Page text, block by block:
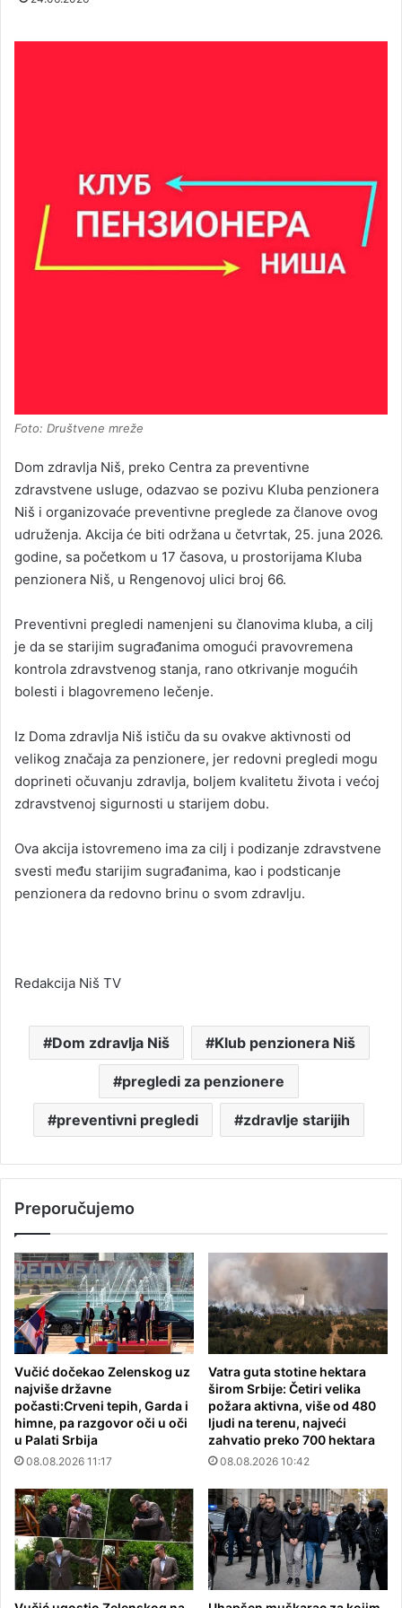
Foto: Društvene mreže
Dom zdravlja Niš, preko Centra za preventivne
zdravstvene usluge, odazvao se pozivu Kluba penzionera
Niš i organizovaće preventivne preglede za članove ovog
udruženja. Akcija će biti održana u četvrtak, 25. juna 2026.
godine, sa početkom u 17 časova, u prostorijama Kluba
penzionera Niš, u Rengenovoj ulici broj 66.
Preventivni pregledi namenjeni su članovima kluba, a cilj
je da se starijim sugrađanima omogući pravovremena
kontrola zdravstvenog stanja, rano otkrivanje mogućih
bolesti i blagovremeno lečenje.
Iz Doma zdravlja Niš ističu da su ovakve aktivnosti od
velikog značaja za penzionere, jer redovni pregledi mogu
doprineti očuvanju zdravlja, boljem kvalitetu života i većoj
zdravstvenoj sigurnosti u starijem dobu.
Ova akcija istovremeno ima za cilj i podizanje zdravstvene
svesti među starijim sugrađanima, kao i podsticanje
penzionera da redovno brinu o svom zdravlju.
Redakcija Niš TV
Dom zdravlja Niš Klub penzionera Niš
pregledi za penzionere
preventivni pregledi zdravlje starijih
Preporučujemo
Vučić dočekao Zelenskog uz
najviše državne
počasti:Crveni tepih, Garda i
himne, pa razgovor oči u oči
u Palati Srbija
08.08.2026 11:17
Vatra guta stotine hektara
širom Srbije: Četiri velika
požara aktivna, više od 480
ljudi na terenu, najveći
zahvatio preko 700 hektara
08.08.2026 10:42